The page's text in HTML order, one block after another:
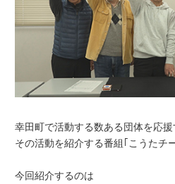
幸田町で活動する数ある団体を応
その活動を紹介する番組｢こうたチ
今回紹介するのは